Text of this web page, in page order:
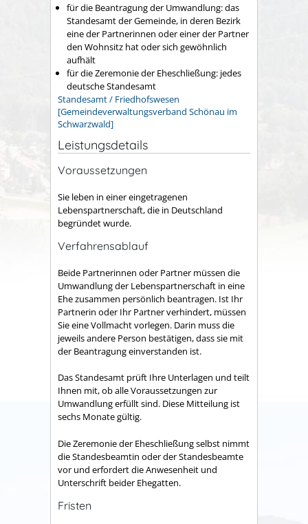
für die Beantragung der Umwandlung: das
Standesamt der Gemeinde, in deren Bezirk
eine der Partnerinnen oder einer der Partner
den Wohnsitz hat oder sich gewöhnlich
aufhält
für die Zeremonie der Eheschließung: jedes
deutsche Standesamt
Standesamt / Friedhofswesen
[Gemeindeverwaltungsverband Schönau im
Schwarzwald]
Leistungsdetails
Voraussetzungen
Sie leben in einer eingetragenen
Lebenspartnerschaft, die in Deutschland
begründet wurde.
Verfahrensablauf
Beide Partnerinnen oder Partner müssen die
Umwandlung der Lebenspartnerschaft in eine
Ehe zusammen persönlich beantragen. Ist Ihr
Partnerin oder Ihr Partner verhindert, müssen
Sie eine Vollmacht vorlegen. Darin muss die
jeweils andere Person bestätigen, dass sie mit
der Beantragung einverstanden ist.
Das Standesamt prüft Ihre Unterlagen und teilt
Ihnen mit, ob alle Voraussetzungen zur
Umwandlung erfüllt sind. Diese Mitteilung ist
sechs Monate gültig.
Die Zeremonie der Eheschließung selbst nimmt
die Standesbeamtin oder der Standesbeamte
vor und erfordert die Anwesenheit und
Unterschrift beider Ehegatten.
Fristen